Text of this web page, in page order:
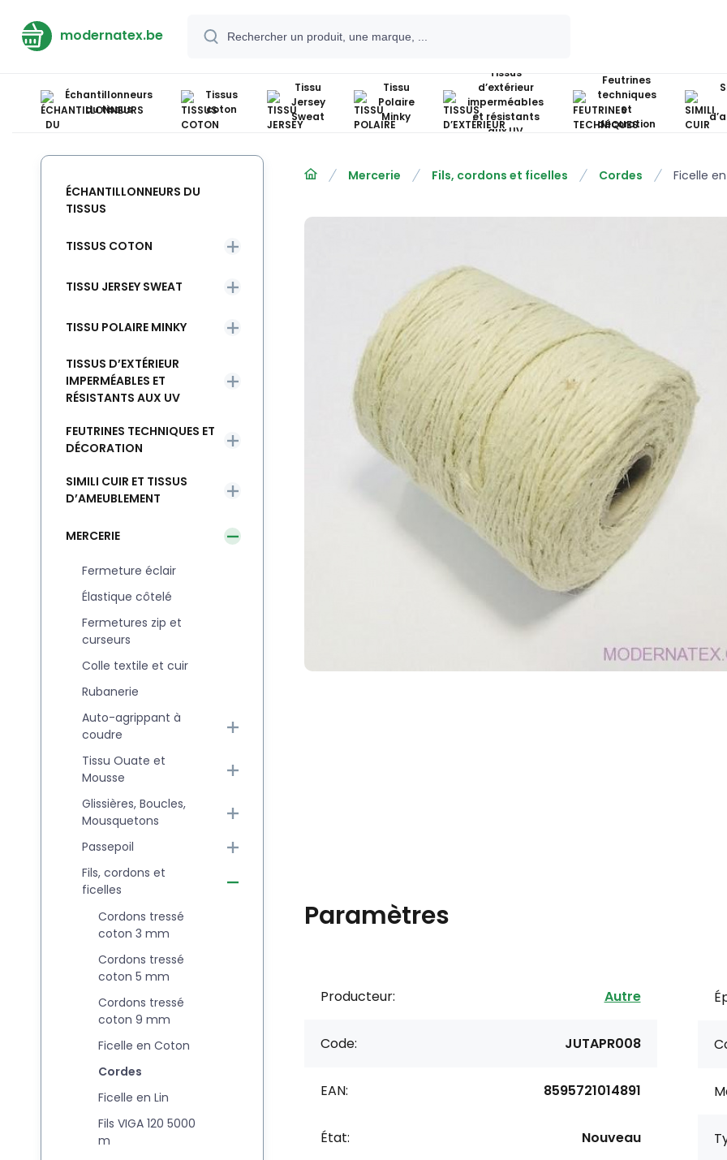
modernatex.be
Échantillonneurs
du tissus
Tissus
coton
Tissu
Jersey
Sweat
Tissu
Polaire
Minky
Tissus
d’extérieur
imperméables
et résistants
aux UV
Feutrines
techniques
et
décoration
Mercerie Fils, cordons et ficelles Cordes Ficelle
Paramètres
Producteur: Autre
Code: JUTAPR008
EAN: 8595721014891
État: Nouveau
ÉCHANTILLONNEURS DU
TISSUS
TISSUS COTON
TISSU JERSEY SWEAT
TISSU POLAIRE MINKY
TISSUS D’EXTÉRIEUR
IMPERMÉABLES ET
RÉSISTANTS AUX UV
FEUTRINES TECHNIQUES ET
DÉCORATION
SIMILI CUIR ET TISSUS
D’AMEUBLEMENT
MERCERIE
Fermeture éclair
Élastique côtelé
Fermetures zip et
curseurs
Colle textile et cuir
Rubanerie
Auto-agrippant à
coudre
Tissu Ouate et
Mousse
Glissières, Boucles,
Mousquetons
Passepoil
Fils, cordons et
ficelles
Cordons tressé
coton 3 mm
Cordons tressé
coton 5 mm
Cordons tressé
coton 9 mm
Ficelle en Coton
Cordes
Ficelle en Lin
Fils VIGA 120 5000
m